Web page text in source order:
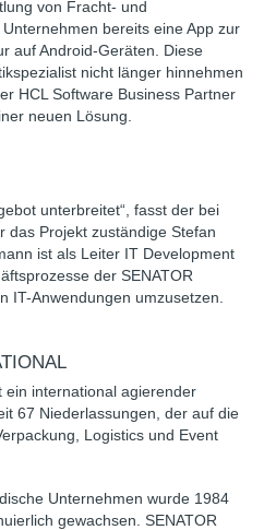
von Fracht- und
bereits eine App zur
auf Android-Geräten. Diese
nicht länger hinnehmen
HCL Software Business Partner
neuen Lösung.
unterbreitet“, fasst der bei
das Projekt zuständige Stefan
ist als Leiter IT Development
der SENATOR
IT-Anwendungen umzusetzen.
ein international agierender
67 Niederlassungen, der auf die
Logistics und Event
Unternehmen wurde 1984
gewachsen. SENATOR